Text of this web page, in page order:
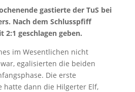
gastierte der TuS bei
Nach dem Schlusspfiff
2:1 geschlagen geben.
im Wesentlichen nicht
egalisierten die beiden
Die erste
hatte dann die Hilgerter Elf,